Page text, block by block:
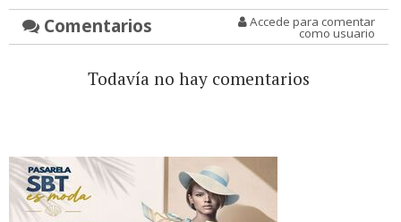
Comentarios Accede para comentar
como usuario
Todavía no hay comentarios